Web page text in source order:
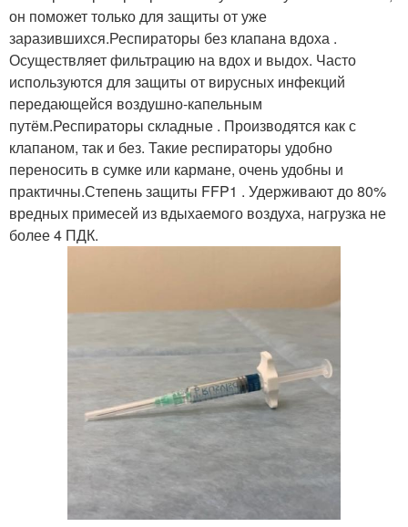
он поможет только для защиты от уже
заразившихся.Респираторы без клапана вдоха .
Осуществляет фильтрацию на вдох и выдох. Часто
используются для защиты от вирусных инфекций
передающейся воздушно-капельным
путём.Респираторы складные . Производятся как с
клапаном, так и без. Такие респираторы удобно
переносить в сумке или кармане, очень удобны и
практичны.Степень защиты FFP1 . Удерживают до 80%
вредных примесей из вдыхаемого воздуха, нагрузка не
более 4 ПДК.